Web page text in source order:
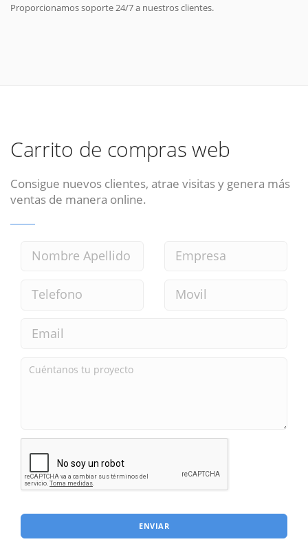
Proporcionamos soporte 24/7 a nuestros clientes.
Carrito de compras web
Consigue nuevos clientes, atrae visitas y genera más
ventas de manera online.
ENVIAR